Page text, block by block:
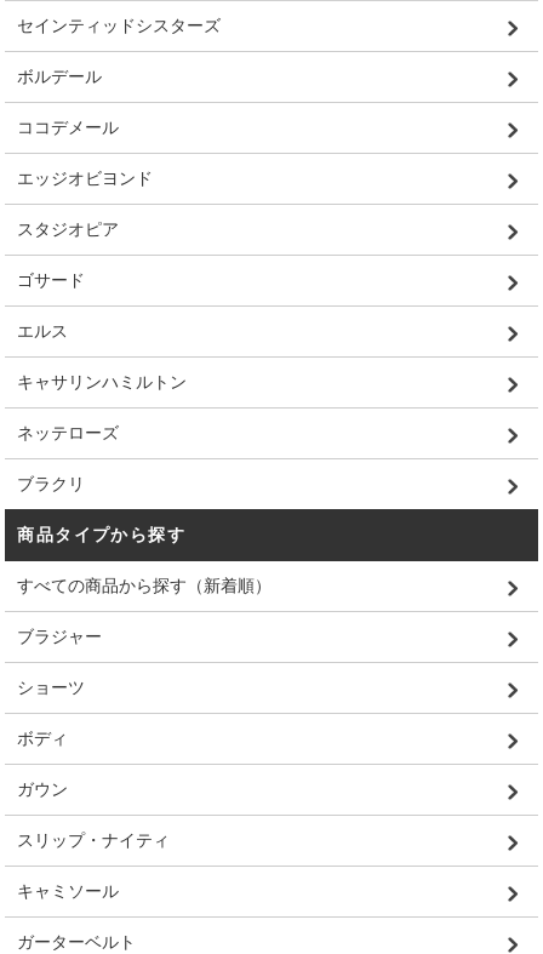
セインティッドシスターズ
ボルデール
ココデメール
エッジオビヨンド
スタジオピア
ゴサード
エルス
キャサリンハミルトン
ネッテローズ
ブラクリ
商品タイプから探す
すべての商品から探す（新着順）
ブラジャー
ショーツ
ボディ
ガウン
スリップ・ナイティ
キャミソール
ガーターベルト